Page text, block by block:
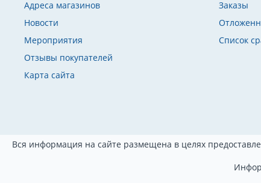
Адреса магазинов
Новости
Мероприятия
Отзывы покупателей
Карта сайта
Заказы
Список
Вся информация на сайте размещена в целях